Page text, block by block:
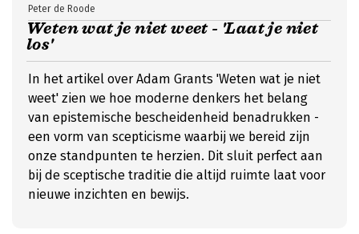
Weten wat je niet weet - 'Laat je niet
los'
Peter de Roode
In het artikel over Adam Grants 'Weten wat je niet
weet' zien we hoe moderne denkers het belang
van epistemische bescheidenheid benadrukken -
een vorm van scepticisme waarbij we bereid zijn
onze standpunten te herzien. Dit sluit perfect aan
bij de sceptische traditie die altijd ruimte laat voor
nieuwe inzichten en bewijs.